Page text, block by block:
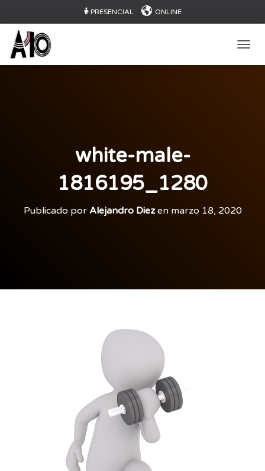
PRESENCIAL ONLINE
white-male-
1816195_1280
Publicado por Alejandro Diezen marzo 18, 2020